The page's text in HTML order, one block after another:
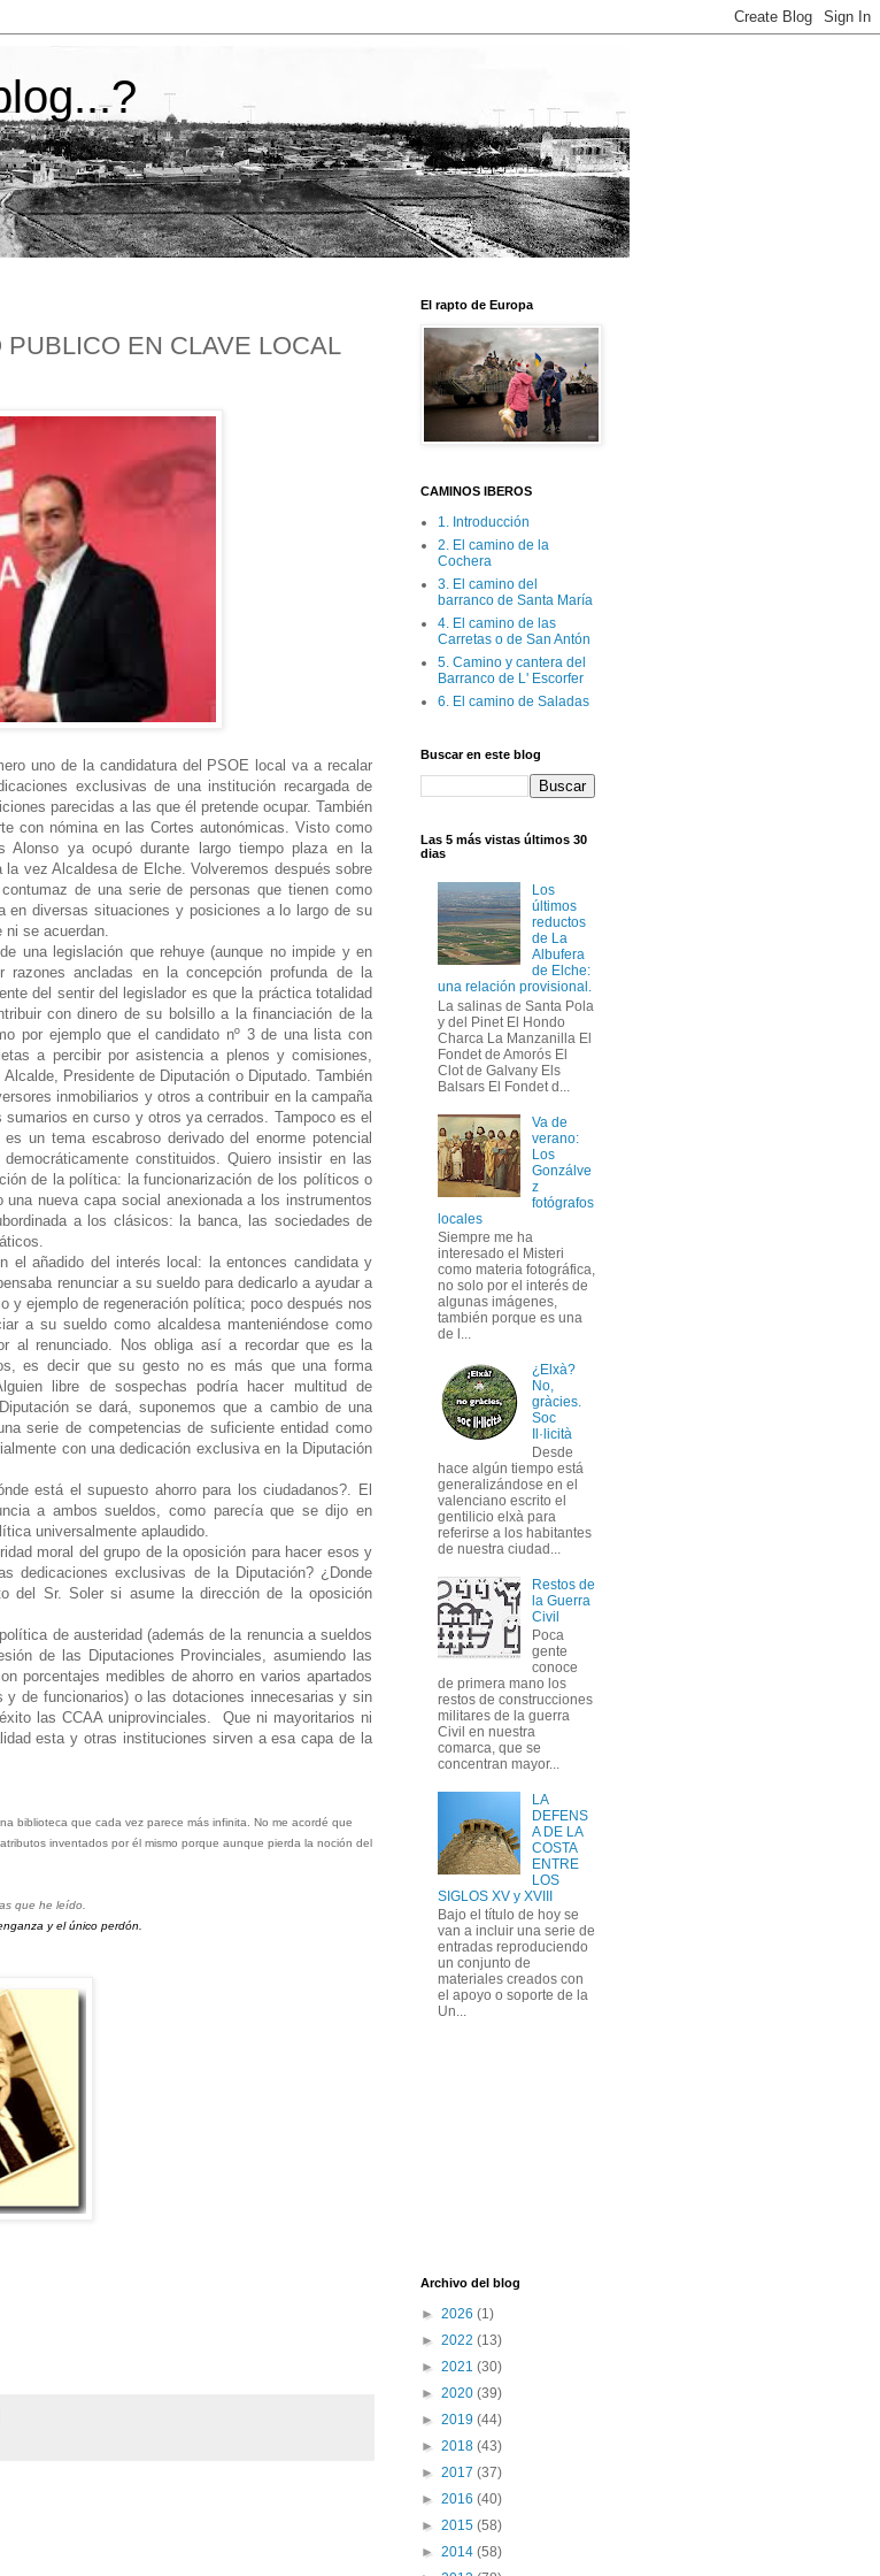
EN CLAVE LOCAL
uno de la candidatura del PSOE local va a recalar
exclusivas de una institución recargada de
parecidas a las que él pretende ocupar. También
con nómina en las Cortes autonómicas. Visto como
Alonso ya ocupó durante largo tiempo plaza en la
vez Alcaldesa de Elche. Volveremos después sobre
de una serie de personas que tienen como
en diversas situaciones y posiciones a lo largo de su
se acuerdan.
una legislación que rehuye (aunque no impide y en
razones ancladas en la concepción profunda de la
del sentir del legislador es que la práctica totalidad
con dinero de su bolsillo a la financiación de la
por ejemplo que el candidato nº 3 de una lista con
a percibir por asistencia a plenos y comisiones,
Presidente de Diputación o Diputado. También
inmobiliarios y otros a contribuir en la campaña
en curso y otros ya cerrados. Tampoco es el
un tema escabroso derivado del enorme potencial
constituidos. Quiero insistir en las
de la política: la funcionarización de los políticos o
nueva capa social anexionada a los instrumentos
a los clásicos: la banca, las sociedades de
el añadido del interés local: la entonces candidata y
renunciar a su sueldo para dedicarlo a ayudar a
y ejemplo de regeneración política; poco después nos
a su sueldo como alcaldesa manteniéndose como
al renunciado. Nos obliga así a recordar que es la
es decir que su gesto no es más que una forma
libre de sospechas podría hacer multitud de
se dará, suponemos que a cambio de una
serie de competencias de suficiente entidad como
con una dedicación exclusiva en la Diputación
está el supuesto ahorro para los ciudadanos?. El
a ambos sueldos, como parecía que se dijo en
universalmente aplaudido.
moral del grupo de la oposición para hacer esos y
dedicaciones exclusivas de la Diputación? ¿Donde
del Sr. Soler si asume la dirección de la oposición
de austeridad (además de la renuncia a sueldos
de las Diputaciones Provinciales, asumiendo las
porcentajes medibles de ahorro en varios apartados
de funcionarios) o las dotaciones innecesarias y sin
las CCAA uniprovinciales.
Que ni mayoritarios ni
esta y otras instituciones sirven a esa capa de la
biblioteca que cada vez parece más infinita. No me acordé que
inventados por él mismo porque aunque pierda la noción del
que he leído.
y el único perdón.
El rapto de Europa
CAMINOS IBEROS
1. Introducción
2. El camino de la
Cochera
3. El camino del
barranco de Santa María
4. El camino de las
Carretas o de San Antón
5. Camino y cantera del
Barranco de L' Escorfer
6. El camino de Saladas
Buscar en este blog
Las 5 más vistas últimos 30
dias
Los
últimos
reductos
de La
Albufera
de Elche:
una relación provisional.
La salinas de Santa Pola
y del Pinet El Hondo
Charca La Manzanilla El
Fondet de Amorós El
Clot de Galvany Els
Balsars El Fondet d...
Va de
verano:
Los
Gonzálve
z
fotógrafos
locales
Siempre me ha
interesado el Misteri
como materia fotográfica,
no solo por el interés de
algunas imágenes,
también porque es una
de l...
¿Elxà?
No,
gràcies.
Soc
Il·licità
Desde
hace algún tiempo está
generalizándose en el
valenciano escrito el
gentilicio elxà para
referirse a los habitantes
de nuestra ciudad...
Restos de
la Guerra
Civil
Poca
gente
conoce
de primera mano los
restos de construcciones
militares de la guerra
Civil en nuestra
comarca, que se
concentran mayor...
LA
DEFENS
A DE LA
COSTA
ENTRE
LOS
SIGLOS XV y XVIII
Bajo el título de hoy se
van a incluir una serie de
entradas reproduciendo
un conjunto de
materiales creados con
el apoyo o soporte de la
Un...
Archivo del blog
► 2026 (1)
► 2022 (13)
► 2021 (30)
► 2020 (39)
► 2019 (44)
► 2018 (43)
► 2017 (37)
► 2016 (40)
► 2015 (58)
► 2014 (58)